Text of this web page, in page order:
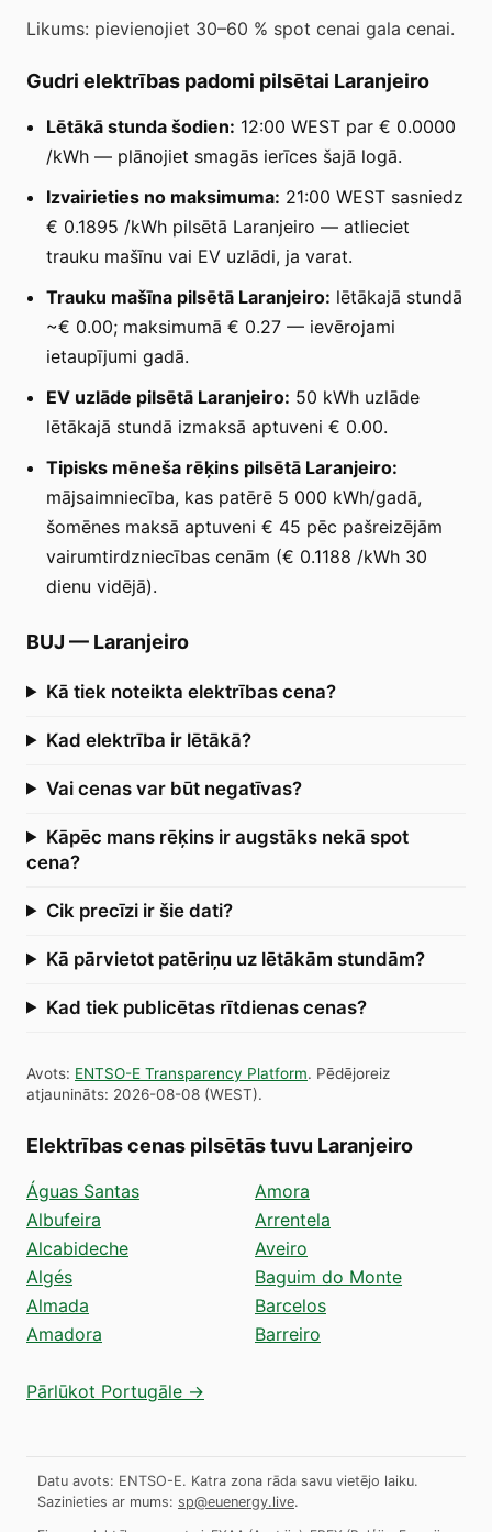
Likums: pievienojiet 30–60 % spot cenai gala cenai.
Gudri elektrības padomi pilsētai Laranjeiro
Lētākā stunda šodien: 12:00 WEST par € 0.0000
/kWh — plānojiet smagās ierīces šajā logā.
Izvairieties no maksimuma: 21:00 WEST sasniedz
€ 0.1895 /kWh pilsētā Laranjeiro — atlieciet
trauku mašīnu vai EV uzlādi, ja varat.
Trauku mašīna pilsētā Laranjeiro: lētākajā stundā
~€ 0.00; maksimumā € 0.27 — ievērojami
ietaupījumi gadā.
EV uzlāde pilsētā Laranjeiro: 50 kWh uzlāde
lētākajā stundā izmaksā aptuveni € 0.00.
Tipisks mēneša rēķins pilsētā Laranjeiro:
mājsaimniecība, kas patērē 5 000 kWh/gadā,
šomēnes maksā aptuveni € 45 pēc pašreizējām
vairumtirdzniecības cenām (€ 0.1188 /kWh 30
dienu vidējā).
BUJ — Laranjeiro
Kā tiek noteikta elektrības cena?
Kad elektrība ir lētākā?
Vai cenas var būt negatīvas?
Kāpēc mans rēķins ir augstāks nekā spot
cena?
Cik precīzi ir šie dati?
Kā pārvietot patēriņu uz lētākām stundām?
Kad tiek publicētas rītdienas cenas?
Avots: ENTSO-E Transparency Platform. Pēdējoreiz
atjaunināts: 2026-08-08 (WEST).
Elektrības cenas pilsētās tuvu Laranjeiro
Águas Santas
Albufeira
Alcabideche
Algés
Almada
Amadora
Amora
Arrentela
Aveiro
Baguim do Monte
Barcelos
Barreiro
Pārlūkot Portugāle →
Datu avots: ENTSO-E. Katra zona rāda savu vietējo laiku.
Sazinieties ar mums: sp@euenergy.live.